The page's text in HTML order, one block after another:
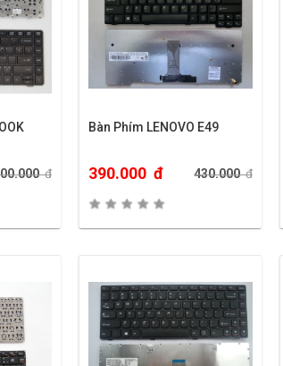
đ
Bàn Phím LENOVO E49
390.000 đ 430.000đ